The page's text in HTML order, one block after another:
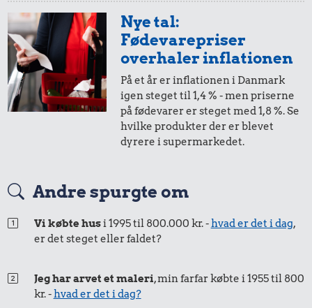
Bukser
67 kr.
Nye tal:
Fødevarepriser
overhaler inflationen
På et år er inflationen i Danmark
igen steget til 1,4 % - men priserne
på fødevarer er steget med 1,8 %. Se
hvilke produkter der er blevet
dyrere i supermarkedet.
Andre spurgte om
Vi købte husi 1995 til 800.000 kr. -hvad er det i dag,
er det steget eller faldet?
Jeg har arvet et maleri, min farfar købte i 1955 til 800
kr. -hvad er det i dag?